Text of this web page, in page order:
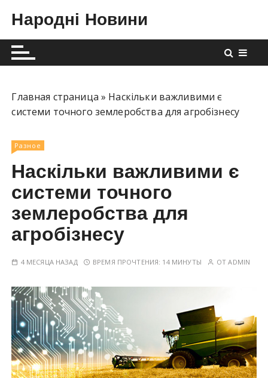
р
й
Народні Новини
Главная страница » Наскільки важливими є
системи точного землеробства для агробізнесу
Разное
Наскільки важливими є
системи точного
землеробства для
агробізнесу
4 МЕСЯЦА НАЗАД ВРЕМЯ ПРОЧТЕНИЯ: 14 МИНУТЫ ОТADMIN